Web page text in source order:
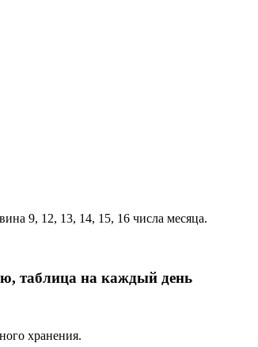
9, 12, 13, 14, 15, 16 числа месяца.
таблица на каждый день
хранения.